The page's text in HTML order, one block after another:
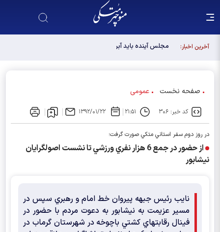
آخرین اخبار:
مجلس آینده باید آبروی اصولگرایی باشد / فهرست شورای
صفحه نخست عمومی
کد خبر: ۳۰۶ ۲۱:۵۱ ۱۳۹۲/۰۱/۲۲
در روز دوم سفر استاني متكي صورت گرفت؛
از حضور در جمع 6 هزار نفري ورزشي تا نشست اصولگرايان
نيشابور
نايب رئيس جبهه پيروان خط امام و رهبري سپس در
مسير عزيمت به نيشابور به دعوت مردم با حضور در
فينال رقابتهاي كشتي باچوخه در شهرستان گرماب در